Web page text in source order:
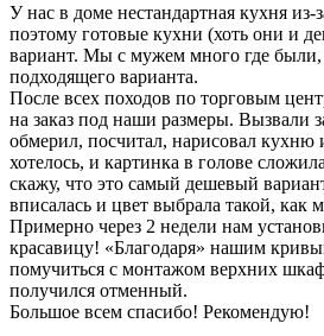
У нас в доме нестандартная кухня из-
поэтому готовые кухни (хоть они и
вариант. Мы с мужем много где
подходящего варианта.
После всех походов по торговым
на заказ под наши размеры. Вызвали
обмерил, посчитал, нарисовал кухню
хотелось, и картинка в голове
скажу, что это самый дешевый
вписалась и цвет выбрала такой, как
Примерно через 2 недели нам
красавицу! «Благодаря» нашим
помучиться с монтажом верхних
получился отменный.
Большое всем спасибо! Рекомендую!